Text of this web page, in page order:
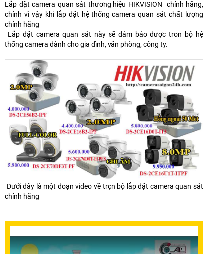
Lắp đặt camera quan sát thương hiệu HIKVISION chính hãng,
chính vì vậy khi lắp đặt hệ thống camera quan sát chất lượng
chính hãng
Lắp đặt camera quan sát này sẽ đảm bảo được tron bộ hệ
thống camera dành cho gia đình, văn phòng, công ty.
Dưới đây là một đoạn video về trọn bộ lắp đặt camera quan sát
chính hãng